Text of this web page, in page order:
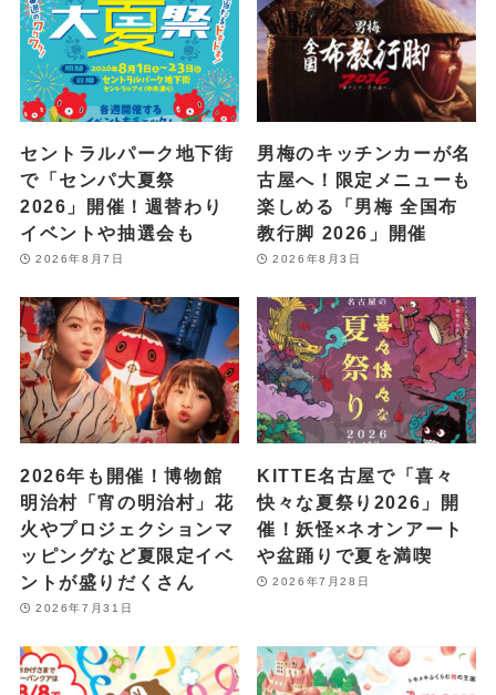
セントラルパーク地下街
で「センパ大夏祭
2026」開催！週替わり
イベントや抽選会も
2026年8月7日
男梅のキッチンカーが名
古屋へ！限定メニューも
楽しめる「男梅 全国布
教行脚 2026」開催
2026年8月3日
2026年も開催！博物館
明治村「宵の明治村」花
火やプロジェクションマ
ッピングなど夏限定イベ
ントが盛りだくさん
2026年7月31日
KITTE名古屋で「喜々
快々な夏祭り2026」開
催！妖怪×ネオンアート
や盆踊りで夏を満喫
2026年7月28日